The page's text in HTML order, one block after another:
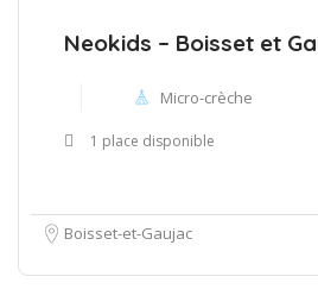
Neokids – Boisset et
Micro-crèche
1 place disponible
Boisset-et-Gaujac